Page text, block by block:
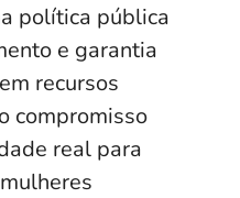
política pública
e garantia
recursos
compromisso
real para